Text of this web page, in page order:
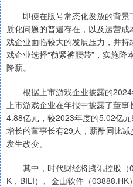
即便在版号常态化发放的背景
质化问题的普遍存在，以及运营
戏企业面临较大的发展压力，并
戏企业选择“勒紧裤腰带”，实施
降薪。
根据上市游戏企业披露的2024
上市游戏企业在年报中披露了董
4.88亿元，较2023年度的5.02亿
增长的董事长有29人，薪酬同比
发生改变。
其中，时代财经将腾讯控股（
K，BILI）、金山软件（